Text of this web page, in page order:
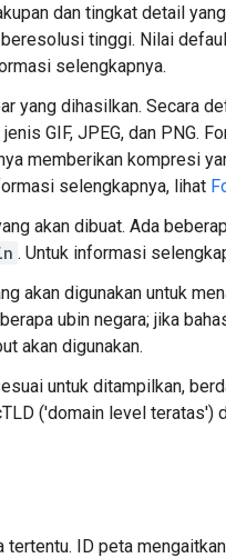
dan tingkat detail
tinggi. Nilai
selengkapnya.
yang dihasilkan. Secara
GIF, JPEG, dan PNG.
memberikan kompresi
selengkapnya, lihat
akan dibuat. Ada
. Untuk informasi
akan digunakan untuk
ubin negara; jika
akan digunakan.
untuk ditampilkan,
('domain level teratas')
tertentu. ID peta